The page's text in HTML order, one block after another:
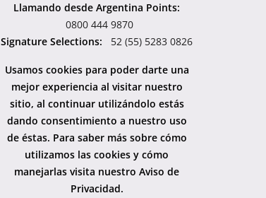
Llamando desde Argentina Points:
0800 444 9870
Signature Selections:
52 (55) 5283 0826
Usamos cookies para poder darte una
mejor experiencia al visitar nuestro
sitio, al continuar utilizándolo estás
dando consentimiento a nuestro uso
de éstas. Para saber más sobre cómo
utilizamos las cookies y cómo
manejarlas visita nuestro Aviso de
Privacidad.